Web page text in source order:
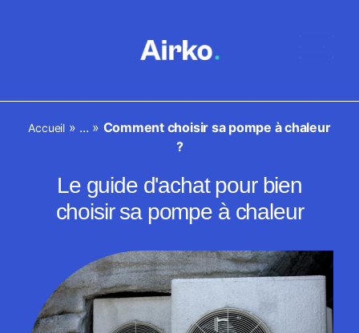
Accueil» ... » Comment choisir sa pompe à chaleur
?
Le guide d'achat pour bien
choisir sa pompe à chaleur